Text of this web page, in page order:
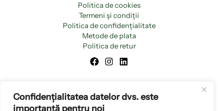
Confidențialitatea datelor dvs. este
importantă pentru noi
Politica de cookies
Termeni și condiții
Politica de confidențialitate
Metode de plata
Politica de retur